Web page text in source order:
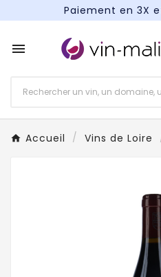
Paiement en 3X
Paiement en 3X

Accueil Vins de Loire